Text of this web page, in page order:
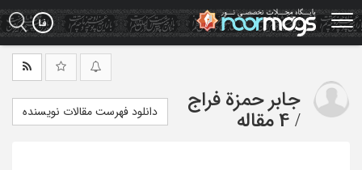
Skip
to
main
جابر حمزة فراج
/ 4 مقاله دانلود فهرست مقالات نویسنده